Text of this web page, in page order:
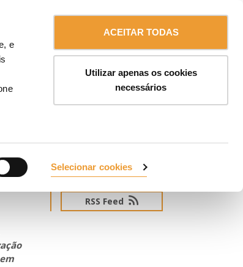
e
Selecionar cookies
ACEITAR TODAS
Utilizar apenas os cookies
necessários
INSCREVA-SE NA NOSSA NEWS
RSS Feed